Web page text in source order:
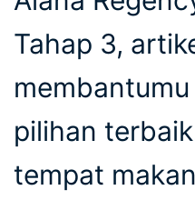
Tahap 3,
pilihan
tempat